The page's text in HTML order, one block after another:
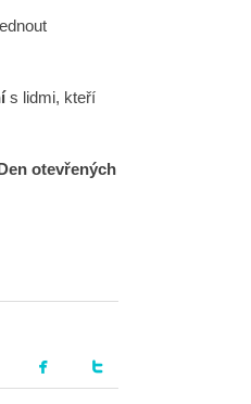
s lidmi, kteří
otevřených